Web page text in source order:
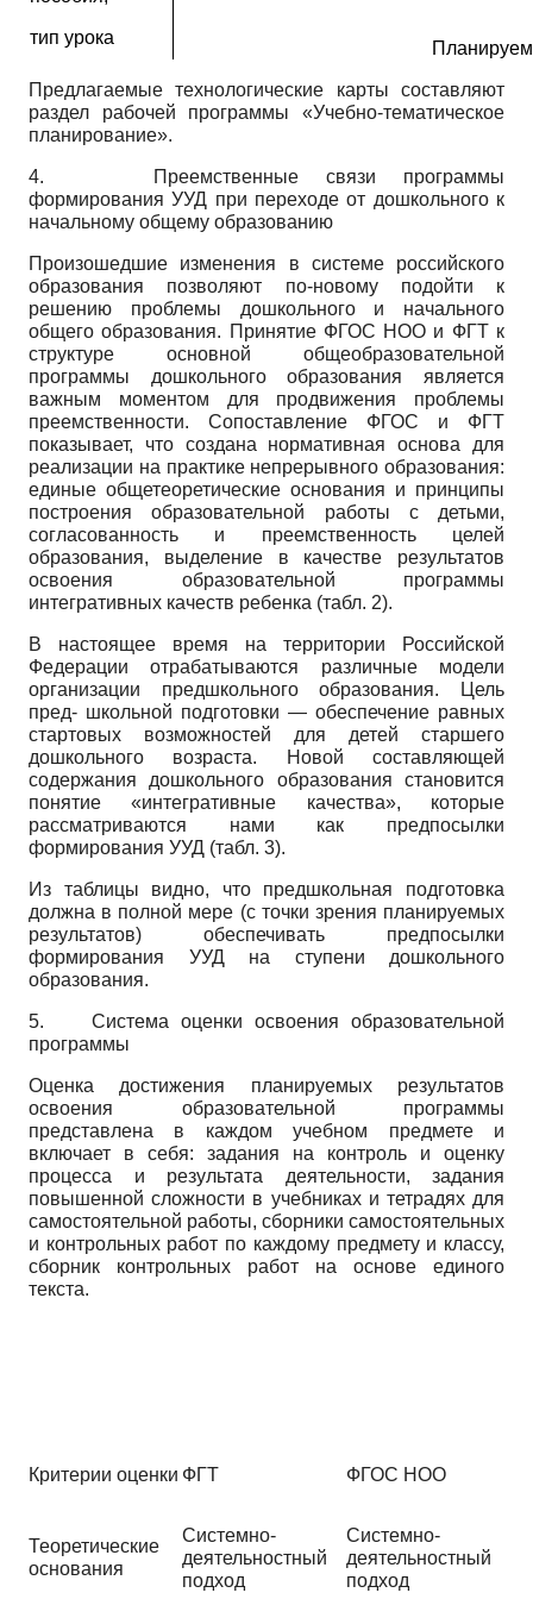
тип урока
Предлагаемые технологические карты составляют
раздел рабочей программы «Учебно-тематическое
планирование».
4.
Преемственные связи программы
формирования УУД при переходе от дошкольного к
начальному общему образованию
Произошедшие изменения в системе российского
образования позволяют по-новому подойти к
решению проблемы дошкольного и начального
общего образования. Принятие ФГОС НОО и ФГТ к
структуре основной общеобразовательной
программы дошкольного образования является
важным моментом для продвижения проблемы
преемственности. Сопоставление ФГОС и ФГТ
показывает, что создана нормативная основа для
реализации на практике непрерывного образования:
единые общетеоретические основания и принципы
построения образовательной работы с детьми,
согласованность и преемственность целей
образования, выделение в качестве результатов
освоения образовательной программы
интегративных качеств ребенка (табл. 2).
В настоящее время на территории Российской
Федерации отрабатываются различные модели
организации предшкольного образования. Цель
пред- школьной подготовки — обеспечение равных
стартовых возможностей для детей старшего
дошкольного возраста. Новой составляющей
содержания дошкольного образования становится
понятие «интегративные качества», которые
рассматриваются нами как предпосылки
формирования УУД (табл. 3).
Из таблицы видно, что предшкольная подготовка
должна в полной мере (с точки зрения планируемых
результатов) обеспечивать предпосылки
формирования УУД на ступени дошкольного
образования.
5. Система оценки освоения образовательной
программы
Оценка достижения планируемых результатов
освоения образовательной программы
представлена в каждом учебном предмете и
включает в себя: задания на контроль и оценку
процесса и результата деятельности, задания
повышенной сложности в учебниках и тетрадях для
самостоятельной работы, сборники самостоятельных
и контрольных работ по каждому предмету и классу,
сборник контрольных работ на основе единого
текста.
Критерии оценки ФГТ ФГОС НОО
Теоретические
основания
Системно-
деятельностный
подход
Системно-
деятельностный
подход